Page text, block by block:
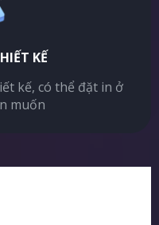
KẾ
kế, có thể đặt in ở
muốn